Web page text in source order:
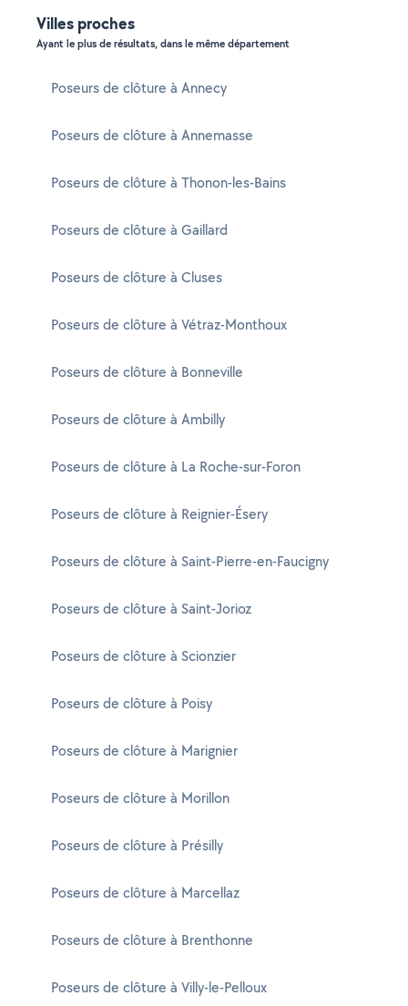
Villes proches
Ayant le plus de résultats, dans le même département
Poseurs de clôture à Annecy
Poseurs de clôture à Annemasse
Poseurs de clôture à Thonon-les-Bains
Poseurs de clôture à Gaillard
Poseurs de clôture à Cluses
Poseurs de clôture à Vétraz-Monthoux
Poseurs de clôture à Bonneville
Poseurs de clôture à Ambilly
Poseurs de clôture à La Roche-sur-Foron
Poseurs de clôture à Reignier-Ésery
Poseurs de clôture à Saint-Pierre-en-Faucigny
Poseurs de clôture à Saint-Jorioz
Poseurs de clôture à Scionzier
Poseurs de clôture à Poisy
Poseurs de clôture à Marignier
Poseurs de clôture à Morillon
Poseurs de clôture à Présilly
Poseurs de clôture à Marcellaz
Poseurs de clôture à Brenthonne
Poseurs de clôture à Villy-le-Pelloux